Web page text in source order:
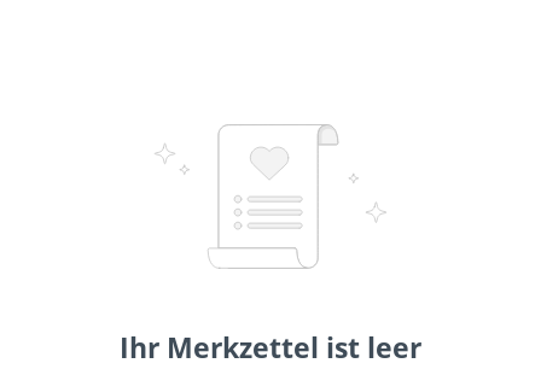
Ihr Merkzettel ist leer